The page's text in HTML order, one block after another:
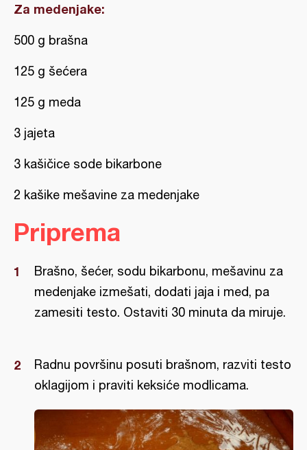
Za medenjake:
500 g brašna
125 g šećera
125 g meda
3 jajeta
3 kašičice sode bikarbone
2 kašike mešavine za medenjake
Priprema
Brašno, šećer, sodu bikarbonu, mešavinu za
medenjake izmešati, dodati jaja i med, pa
zamesiti testo. Ostaviti 30 minuta da miruje.
Radnu površinu posuti brašnom, razviti testo
oklagijom i praviti keksiće modlicama.